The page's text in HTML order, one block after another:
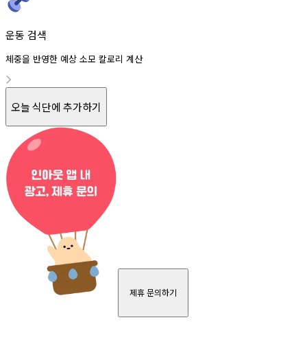
운동 검색
체중을 반영한 예상 소모 칼로리 계산
오늘 식단에 추가하기
제휴 문의하기